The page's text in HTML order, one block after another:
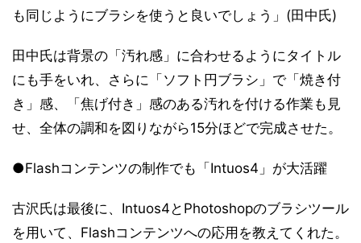
も同じようにブラシを使うと良いでしょう」(田中氏)
田中氏は背景の「汚れ感」に合わせるようにタイトル
にも手をいれ、さらに「ソフト円ブラシ」で「焼き付
き」感、「焦げ付き」感のある汚れを付ける作業も見
せ、全体の調和を図りながら15分ほどで完成させた。
●Flashコンテンツの制作でも「Intuos4」が大活躍
古沢氏は最後に、Intuos4とPhotoshopのブラシツール
を用いて、Flashコンテンツへの応用を教えてくれた。